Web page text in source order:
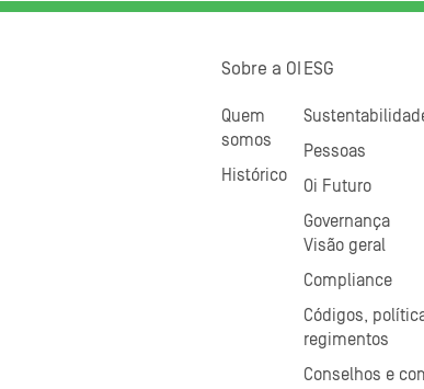
Sobre a OI
Quem
somos
Histórico
ESG
Pessoas
Oi Futuro
Governança
Visão geral
Compliance
Códigos,
regimentos
Conselhos e